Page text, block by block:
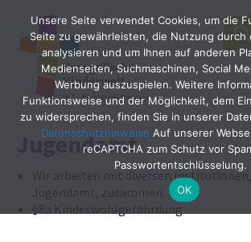
Jugendamt
Wir arbeiten mit diversen Institutionen,
Unsere Seite verwendet Cookies, um die
Seite zu gewährleisten, die Nutzung durch
analysieren und um Ihnen auf anderen
Medienseiten, Suchmaschinen, Social
Werbung auszuspielen. Weitere
Funktionsweise und der Möglichkeit, dem
zu widersprechen, finden Sie in unserer
Datenschutzhinweise Auf unserer
reCAPTCHA zum Schutz vor
Passwortentschlüsselung.
OK